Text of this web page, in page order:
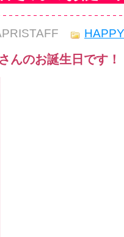
んのお誕生日です！